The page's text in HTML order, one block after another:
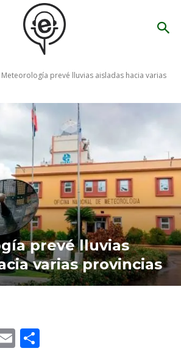
Meteorología prevé lluvias aisladas hacia varias
prevé lluvias
varias provincias
E